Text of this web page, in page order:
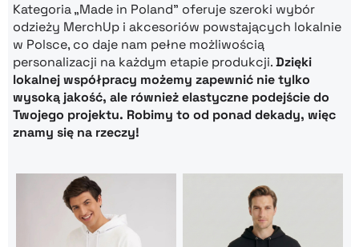
Kategoria „Made in Poland” oferuje szeroki wybór
odzieży MerchUp i akcesoriów powstających lokalnie
w Polsce, co daje nam pełne możliwością
personalizacji na każdym etapie produkcji.Dzięki
lokalnej współpracy możemy zapewnić nie tylko
wysoką jakość, ale również elastyczne podejście do
Twojego projektu. Robimy to od ponad dekady, więc
znamy się na rzeczy!